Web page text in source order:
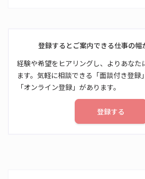
登録するとご案内できる仕事の幅
経験や希望をヒアリングし、よりあなた
ます。気軽に相談できる「面談付き登録
「オンライン登録」があります。
登録する